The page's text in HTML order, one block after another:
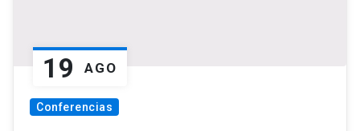
19 AGO
Conferencias